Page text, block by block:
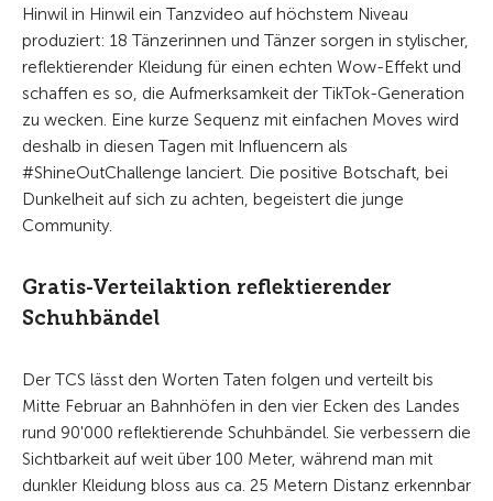
Hinwil in Hinwil ein Tanzvideo auf höchstem Niveau
produziert: 18 Tänzerinnen und Tänzer sorgen in stylischer,
reflektierender Kleidung für einen echten Wow-Effekt und
schaffen es so, die Aufmerksamkeit der TikTok-Generation
zu wecken. Eine kurze Sequenz mit einfachen Moves wird
deshalb in diesen Tagen mit Influencern als
#ShineOutChallenge lanciert. Die positive Botschaft, bei
Dunkelheit auf sich zu achten, begeistert die junge
Community.
Gratis-Verteilaktion reflektierender
Schuhbändel
Der TCS lässt den Worten Taten folgen und verteilt bis
Mitte Februar an Bahnhöfen in den vier Ecken des Landes
rund 90'000 reflektierende Schuhbändel. Sie verbessern die
Sichtbarkeit auf weit über 100 Meter, während man mit
dunkler Kleidung bloss aus ca. 25 Metern Distanz erkennbar